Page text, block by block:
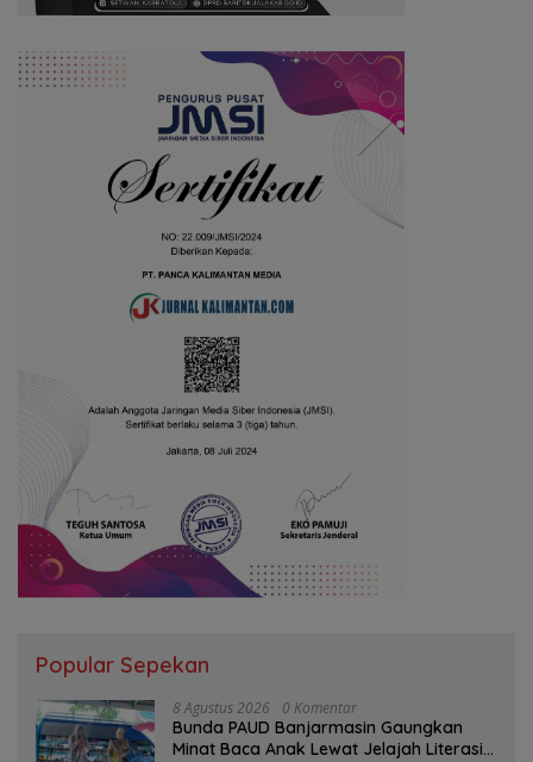
Popular Sepekan
8 Agustus 2026 0 Komentar
Bunda PAUD Banjarmasin Gaungkan
Minat Baca Anak Lewat Jelajah Literasi